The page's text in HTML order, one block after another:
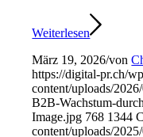
Weiterlesen
März 19, 2026/von
https://digital-pr.ch/
content/uploads/
B2B-Wachstum-
Image.jpg 768 1344
content/uploads/